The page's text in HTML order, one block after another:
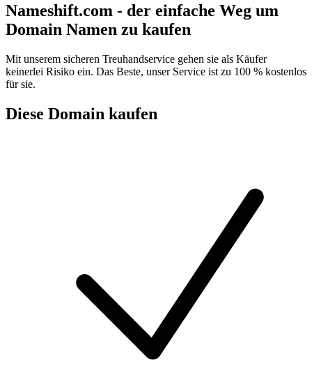
Nameshift.com - der einfache Weg um
Domain Namen zu kaufen
Mit unserem sicheren Treuhandservice gehen sie als Käufer
keinerlei Risiko ein. Das Beste, unser Service ist zu 100 % kostenlos
für sie.
Diese Domain kaufen